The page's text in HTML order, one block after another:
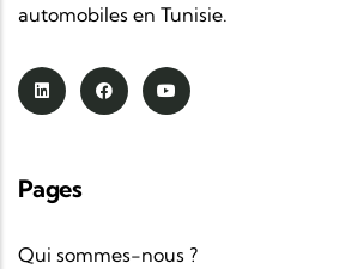
automobiles en Tunisie.
Pages
Qui sommes-nous ?